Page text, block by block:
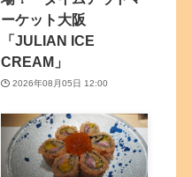
ーケット大阪
「JULIAN ICE
CREAM」
2026年08月05日 12:00